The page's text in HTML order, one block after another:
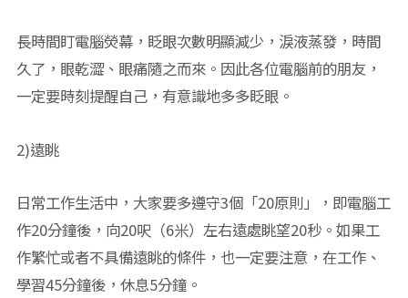
長時間盯電腦熒幕，眨眼次數明顯減少，淚液蒸發，時間
久了，眼乾澀、眼痛隨之而來。因此各位電腦前的朋友，
一定要時刻提醒自己，有意識地多多眨眼。
2)遠眺
日常工作生活中，大家要多遵守3個「20原則」，即電腦工
作20分鐘後，向20呎（6米）左右遠處眺望20秒。如果工
作繁忙或者不具備遠眺的條件，也一定要注意，在工作、
學習45分鐘後，休息5分鐘。